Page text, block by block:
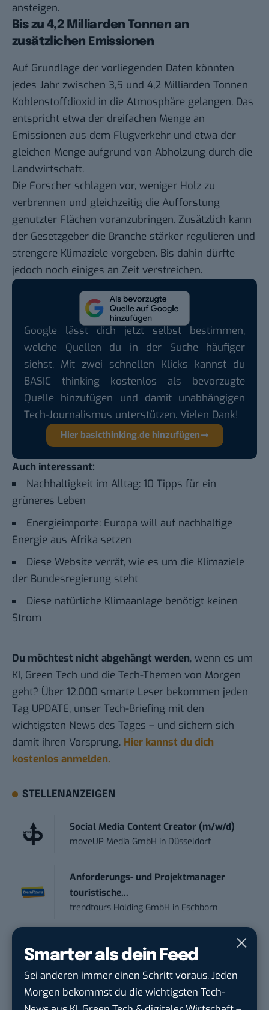
Smarter als dein Feed
Sei anderen immer einen Schritt voraus. Jeden
Morgen bekommst du die wichtigsten Tech-
ansteigen.
Bis zu 4,2 Milliarden Tonnen an
zusätzlichen Emissionen
Auf Grundlage der vorliegenden Daten könnten
jedes Jahr zwischen 3,5 und 4,2 Milliarden Tonnen
Kohlenstoffdioxid in die Atmosphäre gelangen. Das
entspricht etwa der dreifachen Menge an
Emissionen aus dem Flugverkehr und etwa der
gleichen Menge aufgrund von Abholzung durch die
Landwirtschaft.
Die Forscher schlagen vor, weniger Holz zu
verbrennen und gleichzeitig die Aufforstung
genutzter Flächen voranzubringen. Zusätzlich kann
der Gesetzgeber die Branche stärker regulieren und
strengere Klimaziele vorgeben. Bis dahin dürfte
jedoch noch einiges an Zeit verstreichen.
Google lässt dich jetzt selbst bestimmen,
welche Quellen du in der Suche häufiger
siehst. Mit zwei schnellen Klicks kannst du
BASIC thinking kostenlos als bevorzugte
Quelle hinzufügen und damit unabhängigen
Tech-Journalismus unterstützen. Vielen Dank!
Hier basicthinking.de hinzufügen
Auch interessant:
Nachhaltigkeit im Alltag: 10 Tipps für ein
grüneres Leben
Energieimporte: Europa will auf nachhaltige
Energie aus Afrika setzen
Diese Website verrät, wie es um die Klimaziele
der Bundesregierung steht
Diese natürliche Klimaanlage benötigt keinen
Strom
Du möchtest nicht abgehängt werden, wenn es um
KI, Green Tech und die Tech-Themen von Morgen
geht? Über 12.000 smarte Leser bekommen jeden
Tag UPDATE, unser Tech-Briefing mit den
wichtigsten News des Tages – und sichern sich
damit ihren Vorsprung. Hier kannst du dich
kostenlos anmelden.
STELLENANZEIGEN
Social Media Content Creator (m/w/d)
moveUP Media GmbH in Düsseldorf
Anforderungs- und Projektmanager
touristische...
trendtours Holding GmbH in Eschborn
Social Media Consultant & Account Lead
(m...
Social DNA GmbH inFrankfurt am Main,
Frankfurt am Main